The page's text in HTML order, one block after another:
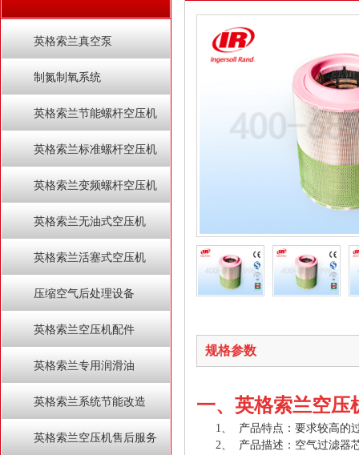
英格索兰真空泵
制氮制氧系统
英格索兰节能螺杆空压机
英格索兰标准螺杆空压机
英格索兰变频螺杆空压机
英格索兰无油式空压机
英格索兰活塞式空压机
压缩空气后处理设备
英格索兰空压机配件
英格索兰专用润滑油
英格索兰系统节能改造
英格索兰空压机售后服务
规格参数
一、英格索兰空压
1、 产品特点：要求较高的
2、 产品描述：空气过滤器